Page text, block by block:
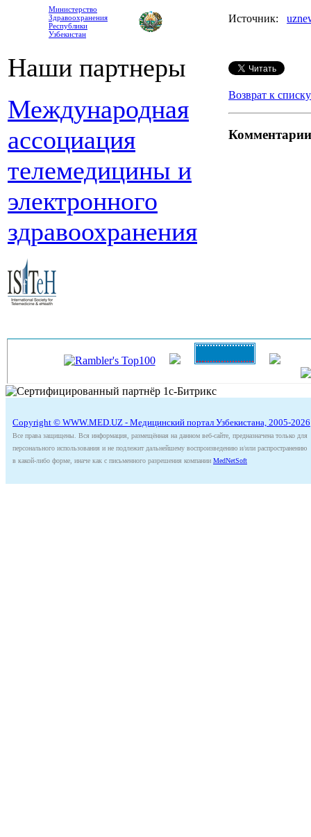
Министерство
Здравоохранения
Республики
Узбекистан
Наши партнеры
Международная
ассоциация
телемедицины и
электронного
здравоохранения
Источник:
Возврат к списку
Комментарии
Copyright © WWW.MED.UZ - Медицинский портал Узбекистана, 2005-2026
Все права защищены. Вся информация, размещённая на данном веб-сайте, предназначена только для
персонального использования и не подлежит дальнейшему воспроизведению и/или распространению
в какой-либо форме, иначе как с письменного разрешения компании MedNetSoft